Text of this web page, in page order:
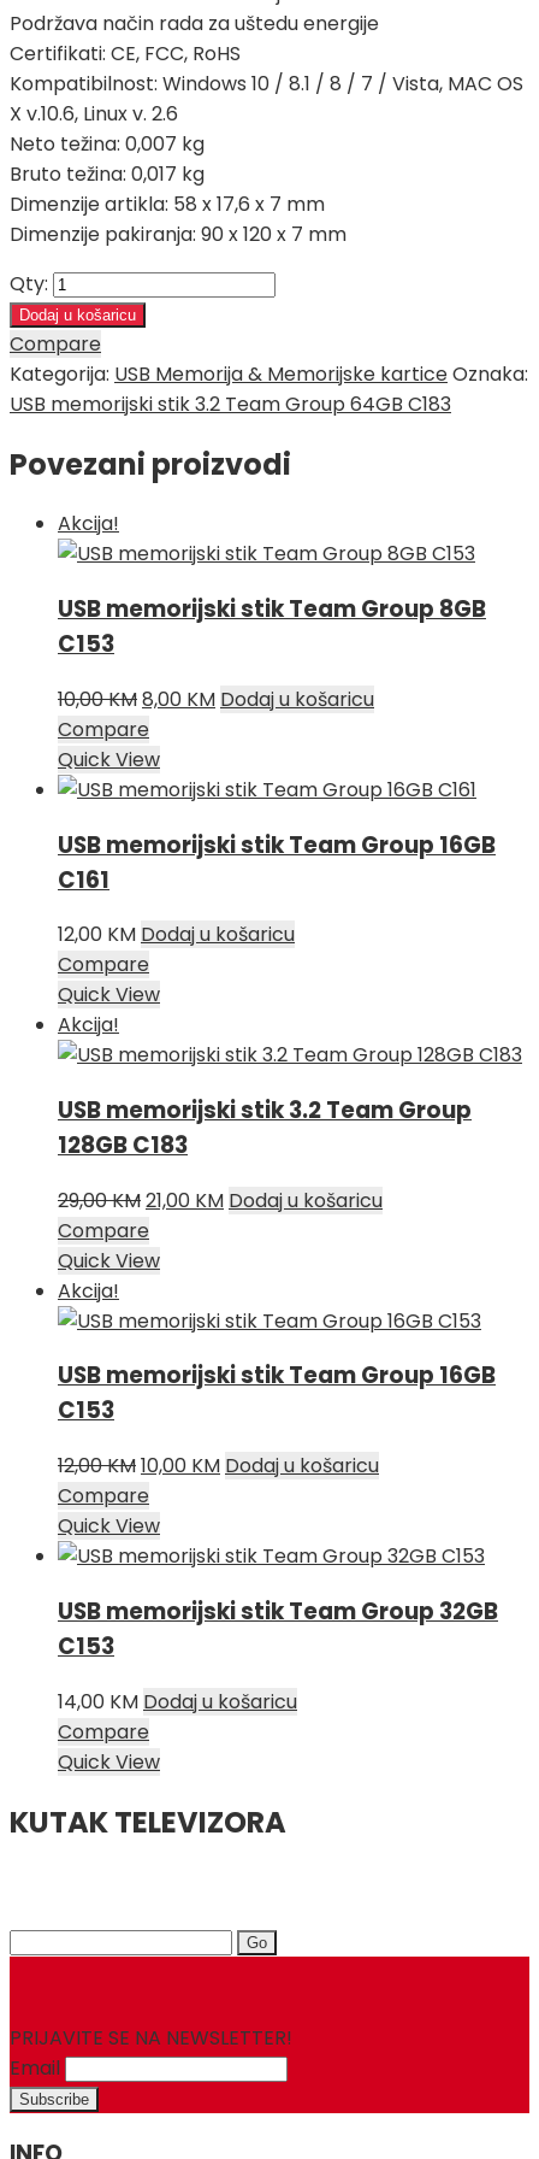
Podržava način rada za uštedu energije
Certifikati: CE, FCC, RoHS
Kompatibilnost: Windows 10 / 8.1 / 8 / 7 / Vista, MAC OS
X v.10.6, Linux v. 2.6
Neto težina: 0,007 kg
Bruto težina: 0,017 kg
Dimenzije artikla: 58 x 17,6 x 7 mm
Dimenzije pakiranja: 90 x 120 x 7 mm
Qty:
Dodaj u košaricu
Compare
Kategorija: USB Memorija & Memorijske karticeOznaka:
USB memorijski stik 3.2 Team Group 64GB C183
Povezani proizvodi
Akcija!
USB memorijski stik Team Group 8GB
C153
10,00KMIzvorna
cijena
bila
je:
8,00 KMTrenutna
8,00 KM.
Dodaj u košaricu
Compare
Quick View
USB memorijski stik Team Group 16GB
C161
12,00 KM Dodaj u košaricu
Compare
Quick View
Akcija!
USB memorijski stik 3.2 Team Group
128GB C183
29,00KMIzvorna
cijena
bila
29,00 KM.
21,00 KMTrenutna
Dodaj u košaricu
Compare
Quick View
Akcija!
USB memorijski stik Team Group 16GB
C153
12,00KMIzvorna
cijena
bila
je:
10,00 KMTrenutna
10,00 KM.
Dodaj u košaricu
Compare
Quick View
USB memorijski stik Team Group 32GB
C153
14,00 KM Dodaj u košaricu
Compare
Quick View
KUTAK TELEVIZORA
Search
PRIJAVITE SE NA NEWSLETTER!
Email